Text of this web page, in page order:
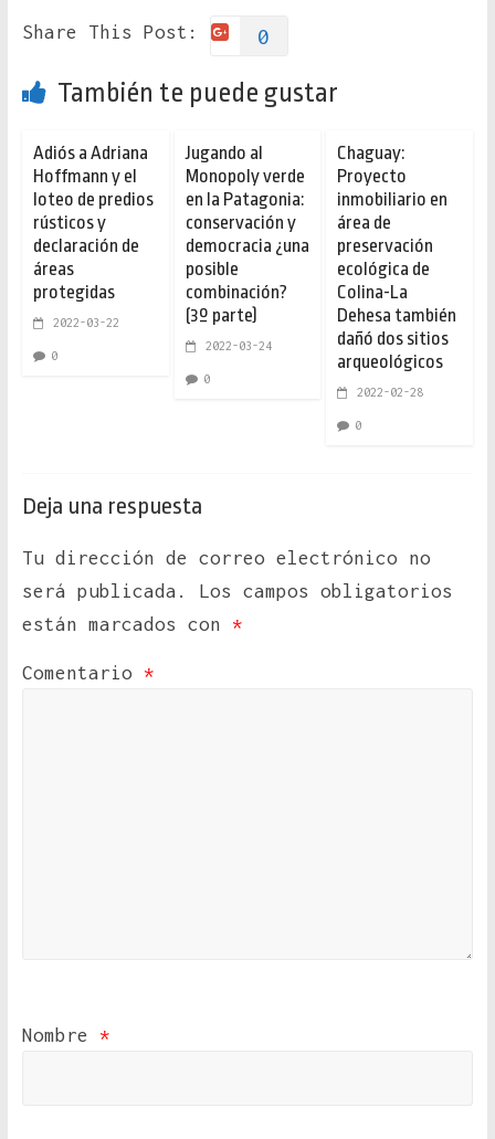
Share This Post: 0
También te puede gustar
Adiós a Adriana
Hoffmann y el
loteo de predios
rústicos y
declaración de
áreas
protegidas
2022-03-22
0
Jugando al
Monopoly verde
en la Patagonia:
conservación y
democracia ¿una
posible
combinación?
(3º parte)
2022-03-24
0
Chaguay:
Proyecto
inmobiliario en
área de
preservación
ecológica de
Colina-La
Dehesa también
dañó dos sitios
arqueológicos
2022-02-28
0
Deja una respuesta
Tu dirección de correo electrónico no
será publicada.
Los campos obligatorios
están marcados con *
Comentario *
Nombre *